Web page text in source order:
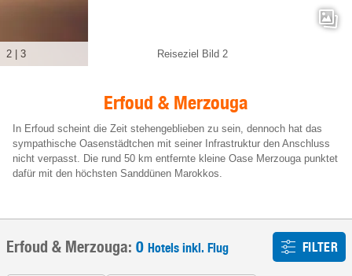
Reiseziel Bild 2
2 3
Erfoud & Merzouga
In Erfoud scheint die Zeit stehengeblieben zu sein, dennoch hat das
sympathische Oasenstädtchen mit seiner Infrastruktur den Anschluss
nicht verpasst. Die rund 50 km entfernte kleine Oase Merzouga punktet
dafür mit den höchsten Sanddünen Marokkos.
Erfoud & Merzouga: 0 Hotels inkl. Flug FILTER